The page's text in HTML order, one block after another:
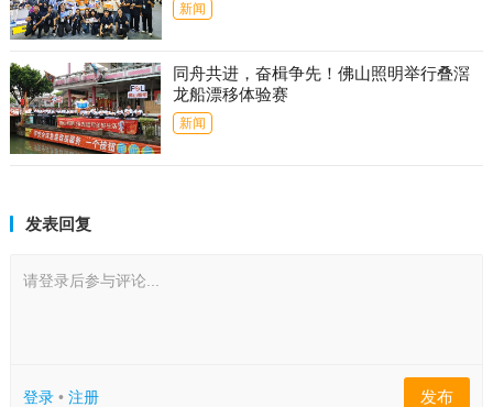
新闻
同舟共进，奋楫争先！佛山照明举行叠滘
龙船漂移体验赛
新闻
发表回复
请登录后参与评论...
登录• 注册 发布